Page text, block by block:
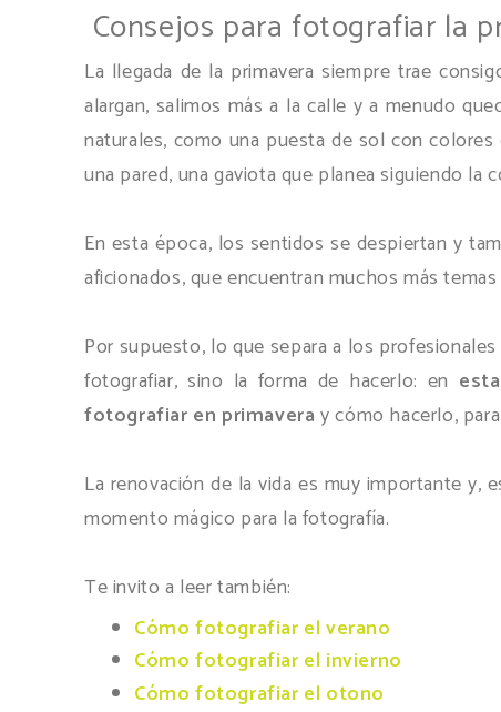
Consejos para fotografiar la
La llegada de la primavera siempre trae
alargan, salimos más a la calle y a menudo
naturales, como una puesta de sol con
una pared, una gaviota que planea siguiendo la
En esta época, los sentidos se despiertan y
aficionados, que encuentran muchos más
Por supuesto, lo que separa a los
fotografiar, sino la forma de hacerlo: en
fotografiar en primaveray cómo hacerlo,
La renovación de la vida es muy importante y,
momento mágico para la fotografía.
Te invito a leer también:
Cómo fotografiar el verano
Cómo fotografiar el invierno
Cómo fotografiar el otono